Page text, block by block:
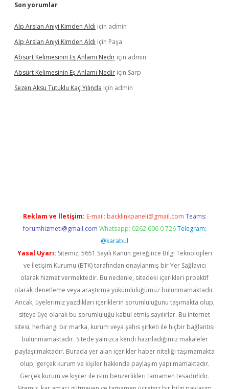
Son yorumlar
Alp Arslan Aniyi Kimden Aldı için admin
Alp Arslan Aniyi Kimden Aldı için Paşa
Absürt Kelimesinin Eş Anlamı Nedir için admin
Absürt Kelimesinin Eş Anlamı Nedir için Sarp
Sezen Aksu Tutuklu Kaç Yılında için admin
Reklam ve İletişim: E-mail: backlinkpaneli@gmail.com Teams:
forumhizmeti@gmail.com Whatsapp: 0262 606 0 726 Telegram:
@karabul
Yasal Uyarı: Sitemiz, 5651 Sayılı Kanun gereğince Bilgi Teknolojileri
ve İletişim Kurumu (BTK) tarafından onaylanmış bir Yer Sağlayıcı
olarak hizmet vermektedir. Bu nedenle, sitedeki içerikleri proaktif
olarak denetleme veya araştırma yükümlülüğümüz bulunmamaktadır.
Ancak, üyelerimiz yazdıkları içeriklerin sorumluluğunu taşımakta olup,
siteye üye olarak bu sorumluluğu kabul etmiş sayılırlar. Bu internet
sitesi, herhangi bir marka, kurum veya şahıs şirketi ile hiçbir bağlantısı
bulunmamaktadır. Sitede yalnızca kendi hazırladığımız makaleler
paylaşılmaktadır. Burada yer alan içerikler haber niteliği taşımamakta
olup, gerçek kurum ve kişiler hakkında paylaşım yapılmamaktadır.
Gerçek kurum ve kişiler ile isim benzerlikleri tamamen tesadüfidir.